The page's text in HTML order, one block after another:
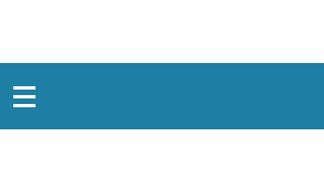
Snabblänkar